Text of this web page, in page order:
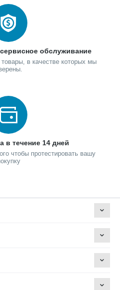
обслуживание
в качестве которых мы
в течение 14 дней
чтобы протестировать вашу